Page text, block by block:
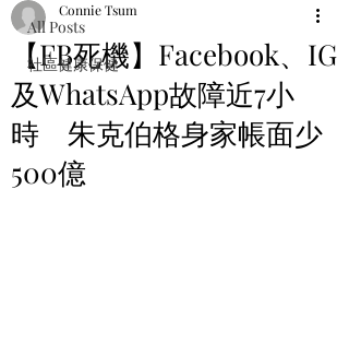
All Posts
社區健康保健
【FB死機】Facebook、IG
及WhatsApp故障近7小
時 朱克伯格身家帳面少
500億
Connie Tsum